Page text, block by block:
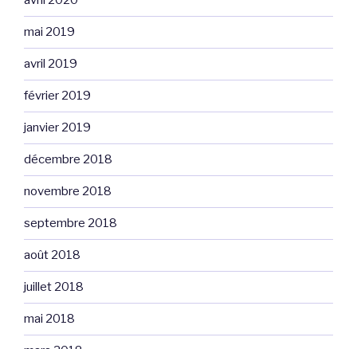
mai 2019
avril 2019
février 2019
janvier 2019
décembre 2018
novembre 2018
septembre 2018
août 2018
juillet 2018
mai 2018